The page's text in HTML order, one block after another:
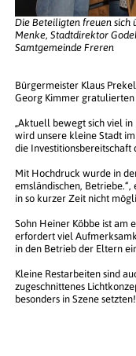
Die Beteiligten freuen sich
Menke, Stadtdirektor
Samtgemeinde Freren
Bürgermeister Klaus
Georg Kimmer
„Aktuell bewegt sich viel
wird unsere kleine Stadt
die Investitionsbereitschaft
Mit Hochdruck wurde in
emsländischen,
in so kurzer Zeit nicht
Sohn Heiner Köbbe ist am
erfordert viel
in den Betrieb der Eltern
Kleine Restarbeiten sind
zugeschnittenes
besonders in Szene